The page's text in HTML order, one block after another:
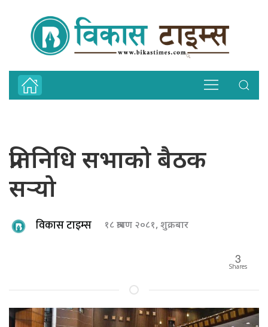
प्रतिनिधि सभाको बैठक
सर्‍यो
विकास टाइम्स १८ श्रावण २०८१, शुक्रबार
3
Shares